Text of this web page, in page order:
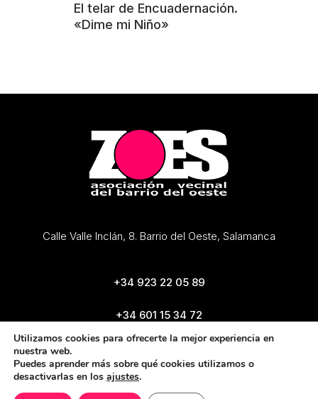
El telar de Encuadernación.
«Dime mi Niño»
Calle Valle Inclán, 8. Barrio del Oeste, Salamanca
+34 923 22 05 89
+34 601 15 34 72
Utilizamos cookies para ofrecerte la mejor experiencia en
nuestra web.
Puedes aprender más sobre qué cookies utilizamos o
desactivarlas en los ajustes.